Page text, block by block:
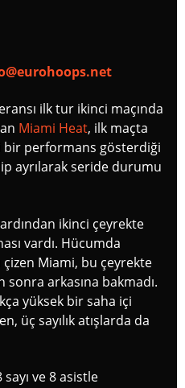
ilk tur ikinci maçında
Miami Heat, ilk maçta
performans gösterdiği
ayrılarak seride durumu
ikinci çeyrekte
vardı. Hücumda
Miami, bu çeyrekte
arkasına bakmadı.
yüksek bir saha içi
üç sayılık atışlarda da
ve 8 asistle